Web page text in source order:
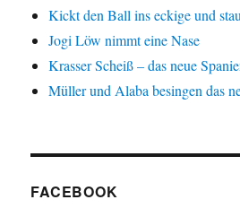
Kickt den Ball ins eckige und
Jogi Löw nimmt eine Nase
Krasser Scheiß – das neue
Müller und Alaba besingen das
FACEBOOK